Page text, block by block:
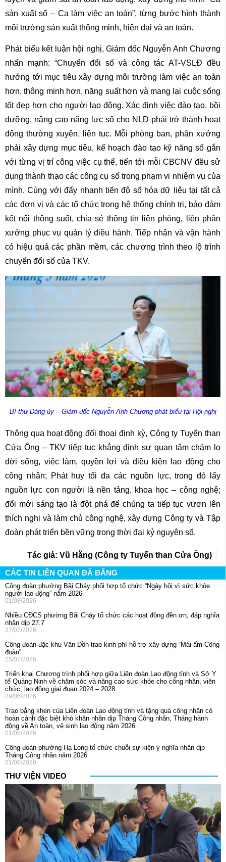
sản xuất số – Ca làm việc an toàn”, từng bước hình thành
môi trường sản xuất thông minh, hiện đại và an toàn.
Phát biểu kết luận hội nghị, Giám đốc Nguyễn Anh Chương
nhấn mạnh: “Chuyển đổi số và công tác AT-VSLĐ đều
hướng tới mục tiêu xây dựng môi trường làm việc an toàn
hơn, thông minh hơn, năng suất hơn và mang lại cuộc sống
tốt đẹp hơn cho người lao động. Xác định việc đào tạo, bồi
dưỡng, nâng cao năng lực số cho NLĐ phải trở thành hoạt
động thường xuyên, liên tục. Mỗi phòng ban, phân xưởng
phải xây dựng mục tiêu, kế hoạch đào tạo kỹ năng số gắn
với từng vị trí công việc cụ thể, tiến tới mỗi CBCNV đều sử
dụng thành thạo các công cụ số trong phạm vi nhiệm vụ của
mình. Cùng với đẩy nhanh tiến độ số hóa dữ liệu tại tất cả
các đơn vị và các tổ chức trong hệ thống chính trị, bảo đảm
kết nối thông suốt, chia sẻ thông tin liên phòng, liên phân
xưởng phục vụ quản lý điều hành. Tiếp nhận và vận hành
có hiệu quả các phần mềm, các chương trình theo lộ trình
chuyển đổi số của TKV.
Bí thư Đảng ủy – Giám đốc Nguyễn Anh Chương phát biểu tại Hội nghị
Thông qua hoạt động đối thoại định kỳ, Công ty Tuyển than
Cửa Ông – TKV tiếp tục khẳng định sự quan tâm chăm lo
đời sống, việc làm, quyền lợi và điều kiện lao động cho
công nhân; Phát huy tối đa các nguồn lực, trong đó lấy
nguồn lực con người là nền tảng, khoa học – công nghệ;
đổi mới sáng tạo là đột phá để chúng ta tiếp tục vươn lên
thích nghi và làm chủ công nghệ, xây dựng Công ty và Tập
đoàn phát triển bền vững trong thời đại kỷ nguyên số.
Tác giả: Vũ Hằng (Công ty Tuyển than Cửa Ông)
CÁC TIN LIÊN QUAN ĐÃ ĐĂNG
Công đoàn phường Bãi Cháy phối hợp tổ chức “Ngày hội vì sức khỏe
người lao động” năm 2026
01/08/2026
Nhiều CĐCS phường Bãi Cháy tổ chức các hoạt động đền ơn, đáp nghĩa
nhân dịp 27.7
27/07/2026
Công đoàn đặc khu Vân Đồn trao kinh phí hỗ trợ xây dựng “Mái ấm Công
đoàn”
25/07/2026
Triển khai Chương trình phối hợp giữa Liên đoàn Lao động tỉnh và Sở Y
tế Quảng Ninh về chăm sóc và nâng cao sức khỏe cho công nhân, viên
chức, lao động giai đoạn 2024 – 2028
29/06/2026
Trao bằng khen của Liên đoàn Lao động tỉnh và tặng quà công nhân có
hoàn cảnh đặc biệt khó khăn nhân dịp Tháng Công nhân, Tháng hành
động về An toàn, vệ sinh lao động năm 2026
01/06/2026
Công đoàn phường Hạ Long tổ chức chuỗi sự kiện ý nghĩa nhân dịp
Tháng Công nhân năm 2026
01/06/2026
THƯ VIỆN VIDEO